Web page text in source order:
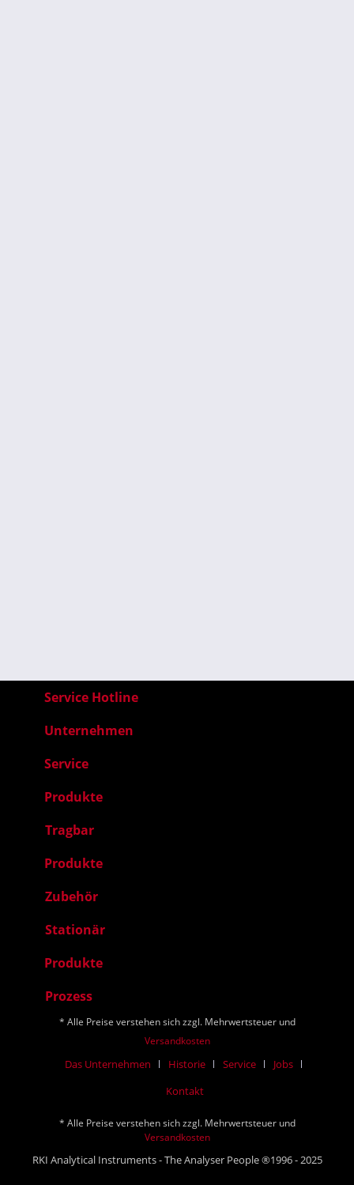
Service Hotline
Unternehmen
Service
Produkte
Tragbar
Produkte
Zubehör
Stationär
Produkte
Prozess
* Alle Preise verstehen sich zzgl. Mehrwertsteuer und
Versandkosten
Das Unternehmen Historie Service
Jobs
Kontakt
* Alle Preise verstehen sich zzgl. Mehrwertsteuer und
Versandkosten
RKI Analytical Instruments - The Analyser People ®1996 - 2025